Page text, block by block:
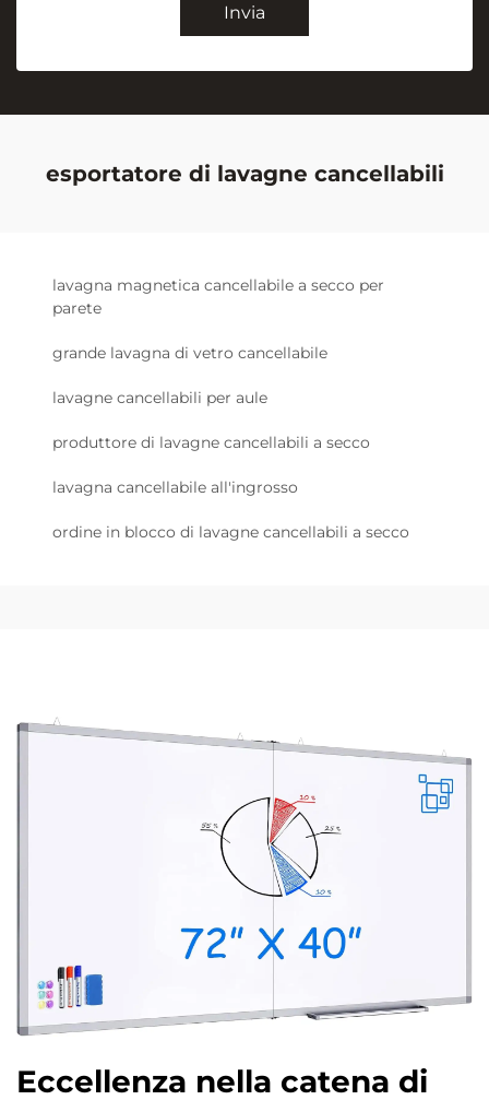
Invia
esportatore di lavagne cancellabili
lavagna magnetica cancellabile a secco per
parete
grande lavagna di vetro cancellabile
lavagne cancellabili per aule
produttore di lavagne cancellabili a secco
lavagna cancellabile all'ingrosso
ordine in blocco di lavagne cancellabili a secco
Eccellenza nella catena di